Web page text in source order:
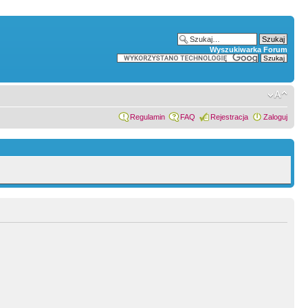
Wyszukiwarka Forum
Regulamin FAQ Rejestracja Zaloguj